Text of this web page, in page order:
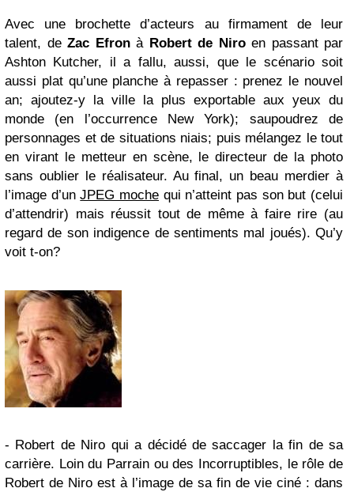
Avec une brochette d’acteurs au firmament de leur
talent, de Zac Efronà Robert de Niroen passant par
Ashton Kutcher, il a fallu, aussi, que le scénario soit
aussi plat qu’une planche à repasser : prenez le nouvel
an; ajoutez-y la ville la plus exportable aux yeux du
monde (en l’occurrence New York); saupoudrez de
personnages et de situations niais; puis mélangez le tout
en virant le metteur en scène, le directeur de la photo
sans oublier le réalisateur. Au final, un beau merdier à
l’image d’unJPEG moche qui n’atteint pas son but (celui
d’attendrir) mais réussit tout de même à faire rire (au
regard de son indigence de sentiments mal joués). Qu’y
voit t-on?
- Robert de Niro qui a décidé de saccager la fin de sa
carrière. Loin du Parrain ou des Incorruptibles, le rôle de
Robert de Niro est à l’image de sa fin de vie ciné : dans